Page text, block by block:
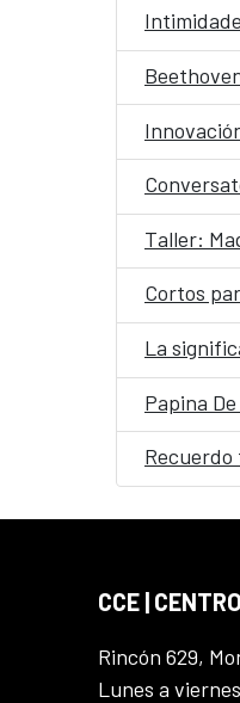
Taller:
Cortos
La
Papina
Recuerdo
CCE |
Rincón 629,
Lunes a